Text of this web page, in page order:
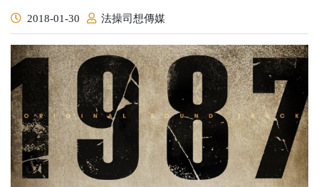
2018-01-30 法操司想傳媒